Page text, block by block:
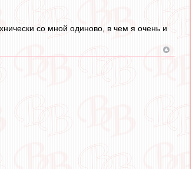
со мной одиново, в чем я очень и